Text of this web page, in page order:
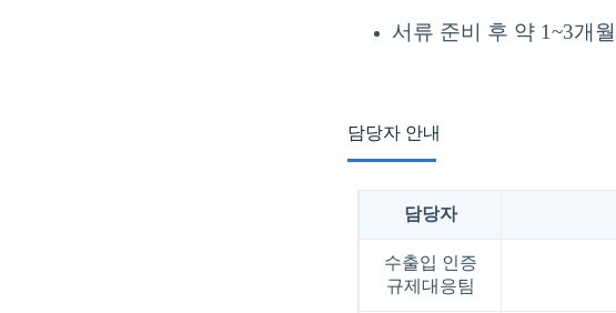
서류 준비 후 약 1~3개
담당자 안내
담당자
수출입 인증
규제대응팀